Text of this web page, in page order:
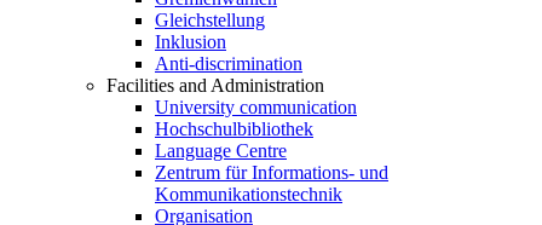
Gleichstellung
Inklusion
Anti-discrimination
Facilities and Administration
University communication
Hochschulbibliothek
Language Centre
Zentrum für Informations- und
Kommunikationstechnik
Organisation